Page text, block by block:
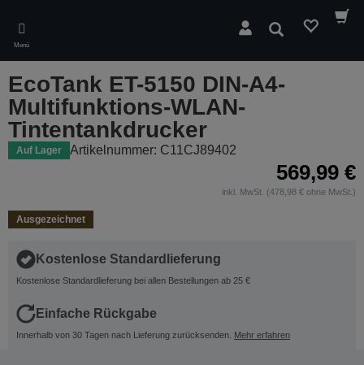
main
content
Menü
Suchen
EcoTank ET-5150 DIN-A4-
Multifunktions-WLAN-
Tintentankdrucker
Auf Lager Artikelnummer: C11CJ89402
569,99 €
inkl. MwSt. (478,98 € ohne MwSt.)
Ausgezeichnet
Kostenlose Standardlieferung
Kostenlose Standardlieferung bei allen Bestellungen ab 25 €
Einfache Rückgabe
Innerhalb von 30 Tagen nach Lieferung zurücksenden. Mehr erfahren